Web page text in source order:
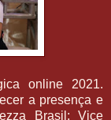
online 2021.
a presença e
Brasil; Vice